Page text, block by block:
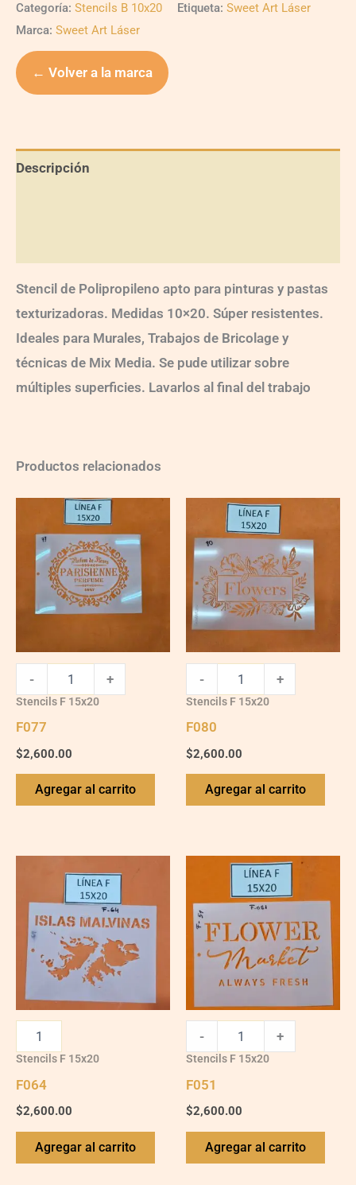
Categoría: Stencils B 10x20 Etiqueta: Sweet Art Láser
Marca: Sweet Art Láser
← Volver a la marca
Descripción
Stencil de Polipropileno apto para pinturas y pastas
texturizadoras. Medidas 10×20. Súper resistentes.
Ideales para Murales, Trabajos de Bricolage y
técnicas de Mix Media. Se pude utilizar sobre
múltiples superficies. Lavarlos al final del trabajo
Productos relacionados
- +
Stencils F 15x20
F077
$2,600.00
Agregar al carrito
quantity
- +
Stencils F 15x20
F080
$2,600.00
Agregar al carrito
Stencils F 15x20
F064
$2,600.00
Agregar al carrito
- +
Stencils F 15x20
F051
$2,600.00
Agregar al carrito